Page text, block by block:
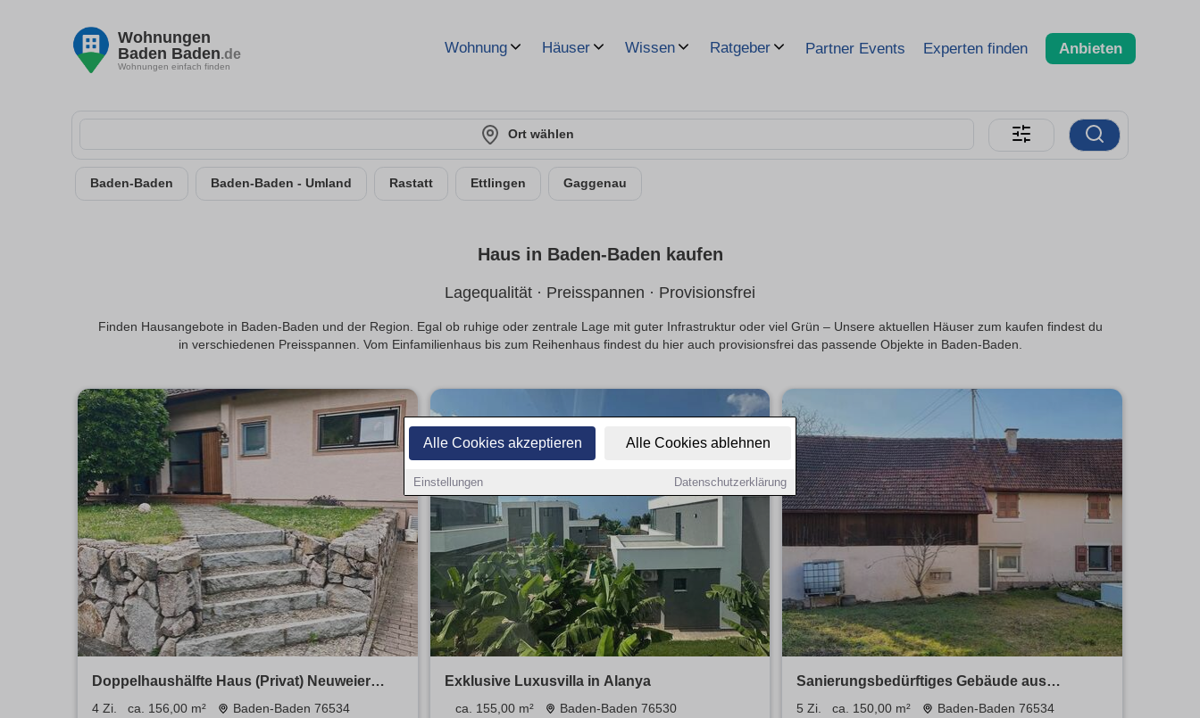
Alle Cookies akzeptieren Alle Cookies ablehnen
Einstellungen Datenschutzerklärung
Wohnungen
Baden Baden.de
Wohnungen einfach finden
Wohnung Häuser Wissen Ratgeber Partner Events Experten finden Anbieten
Ort wählen
Baden-Baden Baden-Baden - Umland Rastatt Ettlingen Gaggenau
Haus in Baden-Baden kaufen
Lagequalität · Preisspannen · Provisionsfrei
Finden Hausangebote in Baden-Baden und der Region. Egal ob ruhige oder zentrale Lage mit guter Infrastruktur oder viel Grün – Unsere aktuellen Häuser zum kaufen findest du
in verschiedenen Preisspannen. Vom Einfamilienhaus bis zum Reihenhaus findest du hier auch provisionsfrei das passende Objekte in Baden-Baden.
Doppelhaushälfte Haus (Privat) Neuweier
Baden-Baden
4 Zi. ca. 156,00 m² Baden-Baden 76534
Exklusive Luxusvilla in Alanya
ca. 155,00 m² Baden-Baden 76530
Sanierungsbedürftiges Gebäude aus
Ziegelstein mit Umbaugenehmigun
5 Zi. ca. 150,00 m² Baden-Baden 76534